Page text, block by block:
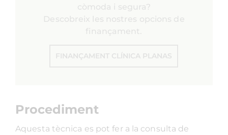
còmoda i segura?
Descobreix les nostres opcions de
finançament.
FINANÇAMENT CLÍNICA PLANAS
Procediment
Aquesta tècnica es pot fer a la consulta de